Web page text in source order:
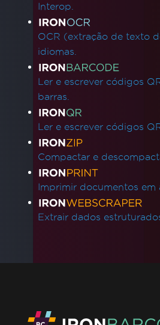
Interop.
OCR (extração de texto
idiomas.
Ler e escrever códigos
barras.
Ler e escrever códigos
Compactar e
Imprimir documentos em
Extrair dados